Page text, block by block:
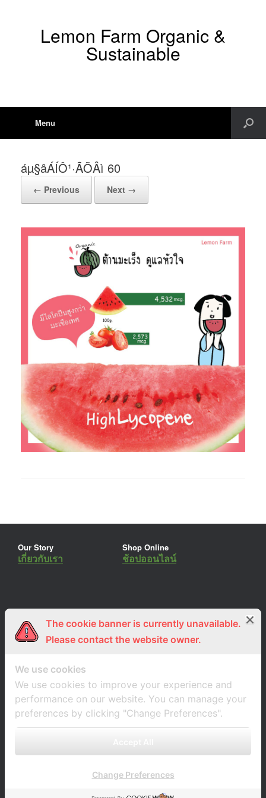
Lemon Farm Organic &
Sustainable
Menu
áµ§âÁÍÔ¹·ÃÕÂì 60
← Previous Next →
Our Story
เกี่ยวกับเรา
Shop Online
ช้อปออนไลน์
ร่วมงานกับเรา
สมัครงาน
Lemon Farm Cafe
ร้านอาหารอินทรีย์
The cookie banner is currently unavailable.
Please contact the website owner.
We use cookies
We use cookies to improve your experience and
performance on our website. You can manage your
preferences by clicking "Change Preferences".
Change Preferences